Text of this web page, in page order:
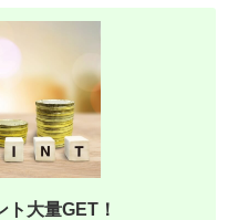
大量GET！